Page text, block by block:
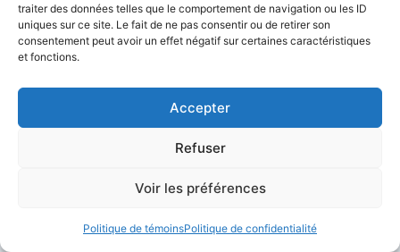
traiter des données telles que le comportement de navigation ou les ID
uniques sur ce site. Le fait de ne pas consentir ou de retirer son
consentement peut avoir un effet négatif sur certaines caractéristiques
et fonctions.
Accepter
Refuser
Voir les préférences
Politique de témoinsPolitique de confidentialité
© 2026 LACOP Tous droits réservés | propulsé par
Confidentialté